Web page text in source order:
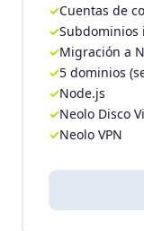
Cuentas de
Subdominios
Migración a
5 dominios
Node.js
Neolo Disco
Neolo VPN